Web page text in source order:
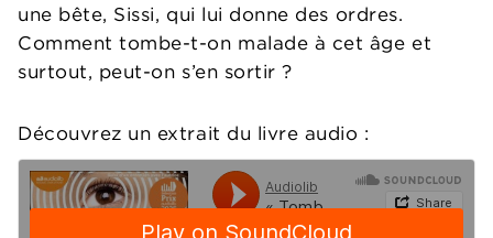
une bête, Sissi, qui lui donne des ordres.
Comment tombe-t-on malade à cet âge et
surtout, peut-on s’en sortir ?
Découvrez un extrait du livre audio :